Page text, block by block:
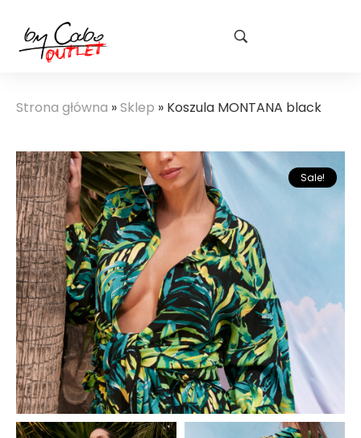
Strona główna »Sklep » Koszula MONTANA black
Sale!